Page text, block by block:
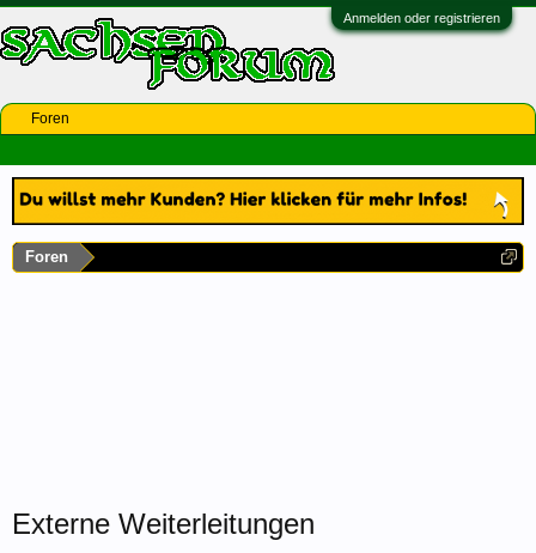
Anmelden oder registrieren
Foren
Externe Weiterleitungen
Foren